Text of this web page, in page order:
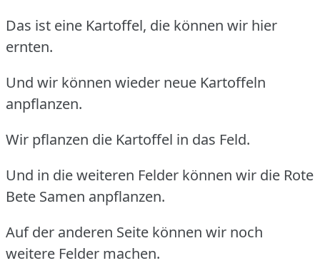
Das ist eine Kartoffel, die können wir hier
ernten.
Und wir können wieder neue Kartoffeln
anpflanzen.
Wir pflanzen die Kartoffel in das Feld.
Und in die weiteren Felder können wir die Rote
Bete Samen anpflanzen.
Auf der anderen Seite können wir noch
weitere Felder machen.